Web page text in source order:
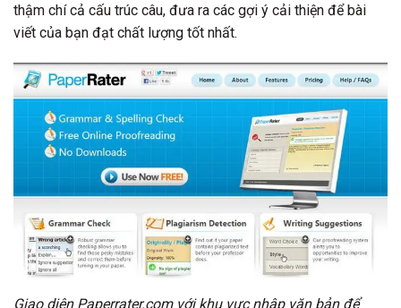
thậm chí cả cấu trúc câu, đưa ra các gợi ý cải thiện để bài
viết của bạn đạt chất lượng tốt nhất.
Giao diện Paperrater.com với khu vực nhập văn bản để